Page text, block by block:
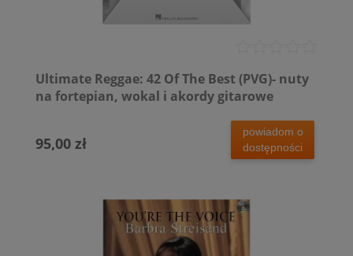
Ultimate Reggae: 42 Of The Best (PVG)- nuty
na fortepian, wokal i akordy gitarowe
95,00 zł
powiadom o
dostępności